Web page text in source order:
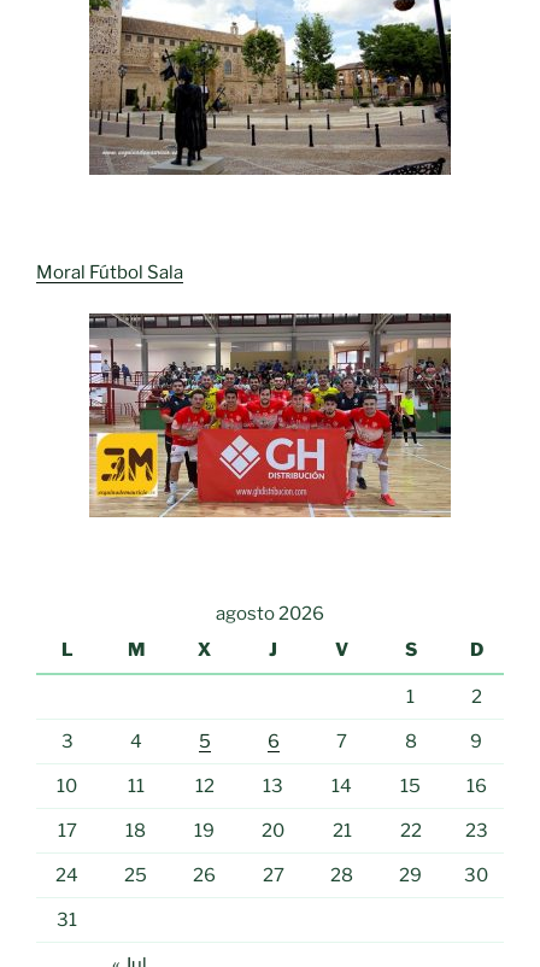
Moral Fútbol Sala
agosto 2026
L
M X J V S D
1 2
3 4 5 6 7 8 9
10 11 12 13 14 15 16
17 18 19 20 21 22 23
24 25 26 27 28 29 30
31